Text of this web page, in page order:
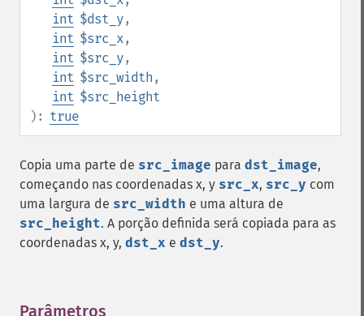
int $dst_y,
int $src_x,
int $src_y,
int $src_width ,
int $src_height
): true
Copia uma parte de src_image para dst_image,
começando nas coordenadas x, y src_x, src_y com
uma largura de src_width e uma altura de
src_height. A porção definida será copiada para as
coordenadas x, y, dst_x e dst_y.
Parâmetros